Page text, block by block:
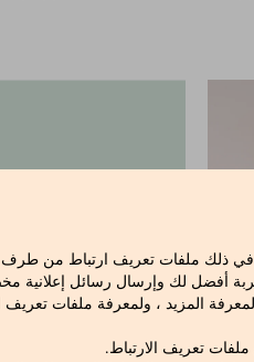
في ذلك ملفات تعريف ارتباط من
أفضل لك وإرسال رسائل إعلانية
لمعرفة المزيد ، ولمعرفة ملفات تعريف
تعريف الارتباط.